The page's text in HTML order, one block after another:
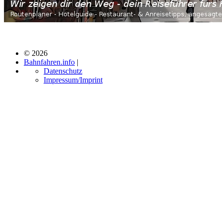
© 2026
Bahnfahren.info |
Datenschutz
Impressum/Imprint